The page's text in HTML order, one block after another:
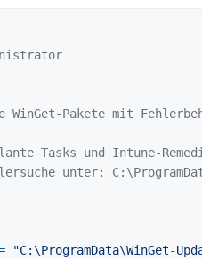
Tasks und Intune-
unter:
"C:\ProgramData\WinGet-